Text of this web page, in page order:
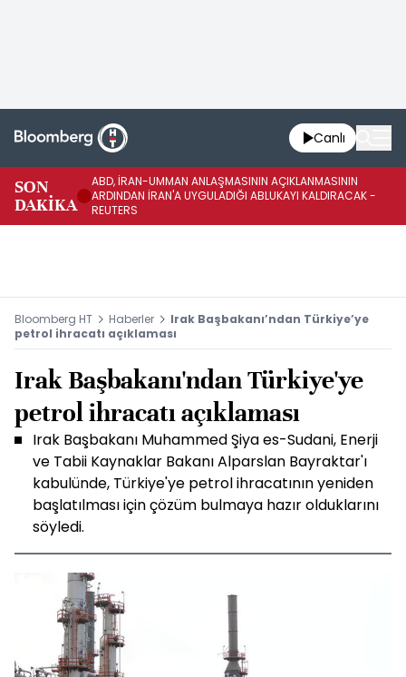
Canlı
SON
DAKİKA
ABD, İRAN-UMMAN ANLAŞMASININ AÇIKLANMASININ
ARDINDAN İRAN'A UYGULADIĞI ABLUKAYI KALDIRACAK -
REUTERS
Bloomberg HT Haberler
Irak Başbakanı’ndan Türkiye’ye
petrol ihracatı açıklaması
Irak Başbakanı'ndan Türkiye'ye
petrol ihracatı açıklaması
Irak Başbakanı Muhammed Şiya es-Sudani, Enerji
ve Tabii Kaynaklar Bakanı Alparslan Bayraktar'ı
kabulünde, Türkiye'ye petrol ihracatının yeniden
başlatılması için çözüm bulmaya hazır olduklarını
söyledi.